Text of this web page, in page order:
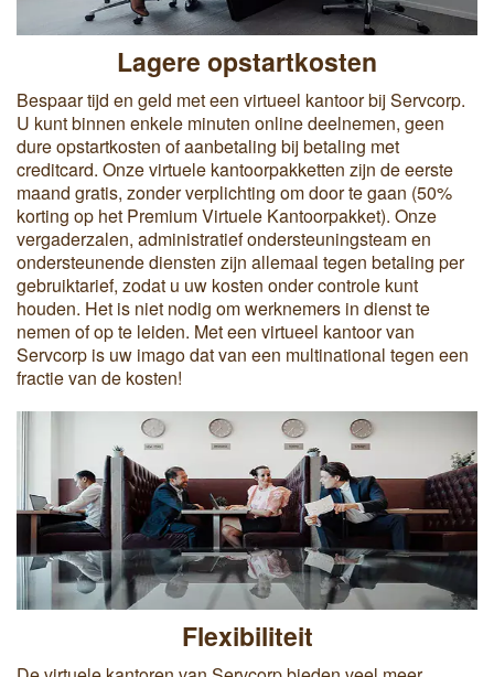
Lagere opstartkosten
Bespaar tijd en geld met een virtueel kantoor bij Servcorp.
U kunt binnen enkele minuten online deelnemen, geen
dure opstartkosten of aanbetaling bij betaling met
creditcard. Onze virtuele kantoorpakketten zijn de eerste
maand gratis, zonder verplichting om door te gaan (50%
korting op het Premium Virtuele Kantoorpakket). Onze
vergaderzalen, administratief ondersteuningsteam en
ondersteunende diensten zijn allemaal tegen betaling per
gebruiktarief, zodat u uw kosten onder controle kunt
houden. Het is niet nodig om werknemers in dienst te
nemen of op te leiden. Met een virtueel kantoor van
Servcorp is uw imago dat van een multinational tegen een
fractie van de kosten!
Flexibiliteit